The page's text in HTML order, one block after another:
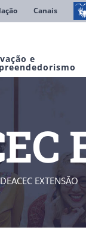
Canais
e
EXTENSÃO